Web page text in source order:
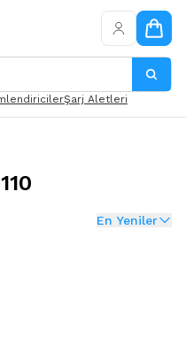
Şarj Aletleri
En Yeniler